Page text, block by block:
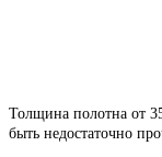
Толщина полотна от
быть недостаточно